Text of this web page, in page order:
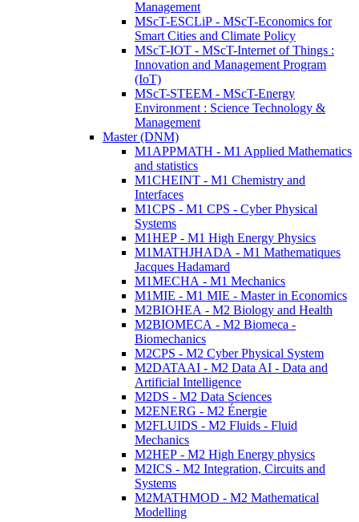
Management
MScT-ESCLiP - MScT-Economics for
Smart Cities and Climate Policy
MScT-IOT - MScT-Internet of Things :
Innovation and Management Program
(IoT)
MScT-STEEM - MScT-Energy
Environment : Science Technology &
Management
Master (DNM)
M1APPMATH - M1 Applied Mathematics
and statistics
M1CHEINT - M1 Chemistry and
Interfaces
M1CPS - M1 CPS - Cyber Physical
Systems
M1HEP - M1 High Energy Physics
M1MATHJHADA - M1 Mathematiques
Jacques Hadamard
M1MECHA - M1 Mechanics
M1MIE - M1 MIE - Master in Economics
M2BIOHEA - M2 Biology and Health
M2BIOMECA - M2 Biomeca -
Biomechanics
M2CPS - M2 Cyber Physical System
M2DATAAI - M2 Data AI - Data and
Artificial Intelligence
M2DS - M2 Data Sciences
M2ENERG - M2 Énergie
M2FLUIDS - M2 Fluids - Fluid
Mechanics
M2HEP - M2 High Energy physics
M2ICS - M2 Integration, Circuits and
Systems
M2MATHMOD - M2 Mathematical
Modelling